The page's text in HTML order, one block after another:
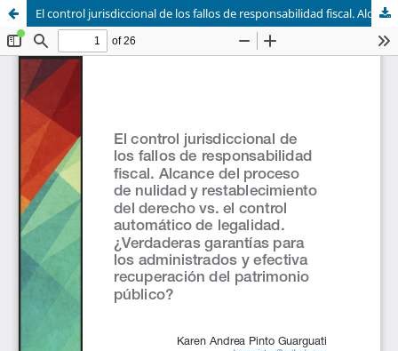
El control jurisdiccional de los fallos de responsabilidad fiscal. Alcance del proceso de nulidad y restablecimiento del derecho vs. el control automático de legalidad.